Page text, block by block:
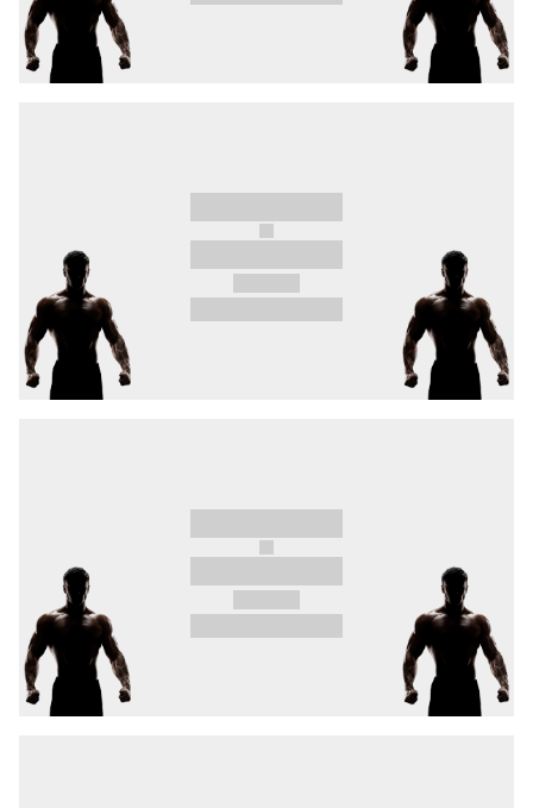
Už 6. 6. otrasieme Bratislavou! Buď pri tom a
zaži OKTAGON 89 v Tipos aréne - Zimný štadión
Ondreja Nepelu naživo. Lístky práve v predaji.